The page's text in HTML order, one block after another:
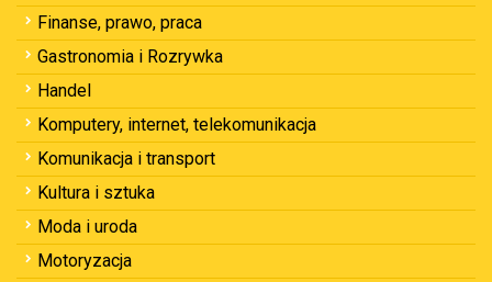
Finanse, prawo, praca
Gastronomia i Rozrywka
Handel
Komputery, internet, telekomunikacja
Komunikacja i transport
Kultura i sztuka
Moda i uroda
Motoryzacja